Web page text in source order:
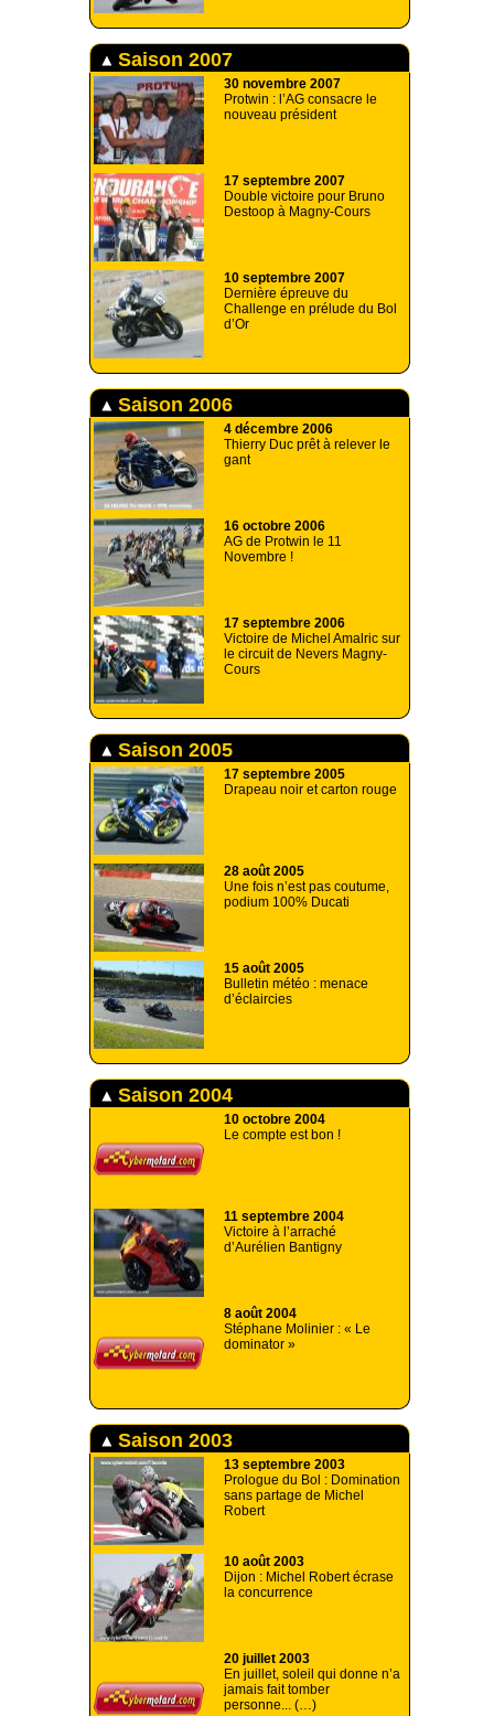
Saison 2007
30 novembre 2007
Protwin : l’AG consacre le
nouveau président
17 septembre 2007
Double victoire pour Bruno
Destoop à Magny-Cours
10 septembre 2007
Dernière épreuve du
Challenge en prélude du Bol
d’Or
Saison 2006
4 décembre 2006
Thierry Duc prêt à relever le
gant
16 octobre 2006
AG de Protwin le 11
Novembre !
17 septembre 2006
Victoire de Michel Amalric sur
le circuit de Nevers Magny-
Cours
Saison 2005
17 septembre 2005
Drapeau noir et carton rouge
28 août 2005
Une fois n’est pas coutume,
podium 100% Ducati
15 août 2005
Bulletin météo : menace
d’éclaircies
Saison 2004
10 octobre 2004
Le compte est bon !
11 septembre 2004
Victoire à l’arraché
d’Aurélien Bantigny
8 août 2004
Stéphane Molinier : « Le
dominator »
Saison 2003
13 septembre 2003
Prologue du Bol : Domination
sans partage de Michel
Robert
10 août 2003
Dijon : Michel Robert écrase
la concurrence
20 juillet 2003
En juillet, soleil qui donne n’a
jamais fait tomber
personne... (…)